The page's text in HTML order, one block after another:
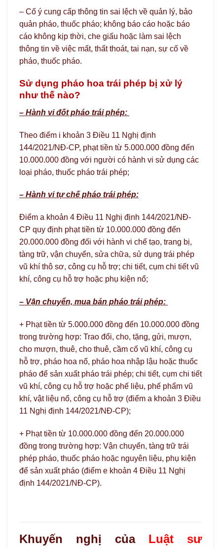
– Cố ý cung cấp thông tin sai lệch về quản lý, bảo
quản pháo, thuốc pháo; không báo cáo hoặc báo
cáo không kịp thời, che giấu hoặc làm sai lệch
thông tin về việc mất, thất thoát, tai nạn, sự cố về
pháo, thuốc pháo.
Sử dụng pháo hoa trái phép bị xử lý
như thế nào?
– Hành vi đốt pháo trái phép:
Theo điểm i khoản 3 Điều 11 Nghị định
144/2021/NĐ-CP, phạt tiền từ 5.000.000 đồng đến
10.000.000 đồng với người có hành vi sử dụng các
loại pháo, thuốc pháo trái phép;
– Hành vi tự chế pháo trái phép:
Điểm a khoản 4 Điều 11 Nghị định 144/2021/NĐ-
CP quy định phạt tiền từ 10.000.000 đồng đến
20.000.000 đồng đối với hành vi chế tạo, trang bị,
tàng trữ, vận chuyển, sửa chữa, sử dụng trái phép
vũ khí thô sơ, công cụ hỗ trợ; chi tiết, cụm chi tiết vũ
khí, công cụ hỗ trợ hoặc phụ kiện nổ;
– Vận chuyển, mua bán pháo trái phép:
+ Phạt tiền từ 5.000.000 đồng đến 10.000.000 đồng
trong trường hợp: Trao đổi, cho, tặng, gửi, mượn,
cho mượn, thuê, cho thuê, cầm cố vũ khí, công cụ
hỗ trợ, pháo hoa nổ, pháo hoa nhập lậu hoặc thuốc
pháo để sản xuất pháo trái phép; chi tiết, cụm chi tiết
vũ khí, công cụ hỗ trợ hoặc phế liệu, phế phẩm vũ
khí, vật liệu nổ, công cụ hỗ trợ (điểm a khoản 3 Điều
11 Nghị định 144/2021/NĐ-CP);
+ Phạt tiền từ 10.000.000 đồng đến 20.000.000
đồng trong trường hợp: Vận chuyển, tàng trữ trái
phép pháo, thuốc pháo hoặc nguyên liệu, phụ kiện
để sản xuất pháo (điểm e khoản 4 Điều 11 Nghị
định 144/2021/NĐ-CP).
Khuyến nghị của Luật sư